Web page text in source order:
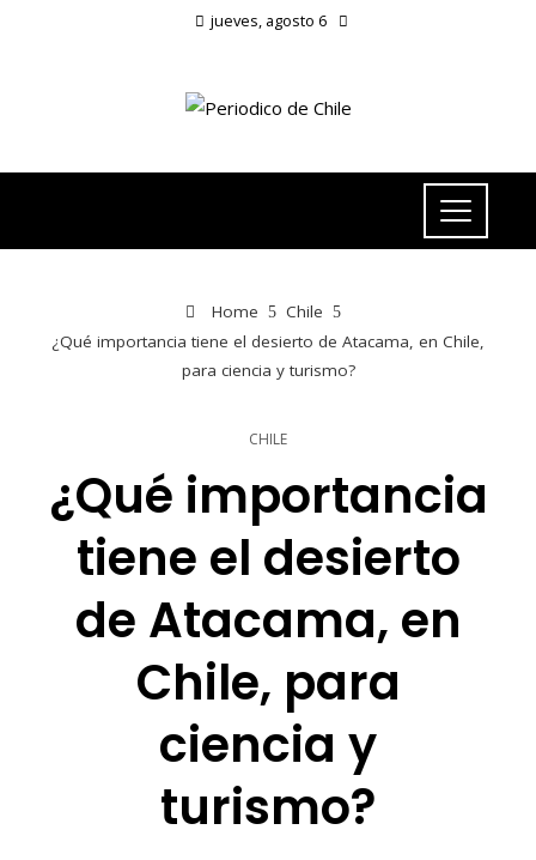
jueves, agosto 6
Home
Chile
¿Qué importancia tiene el desierto de Atacama, en Chile,
para ciencia y turismo?
CHILE
¿Qué importancia
tiene el desierto
de Atacama, en
Chile, para
ciencia y
turismo?